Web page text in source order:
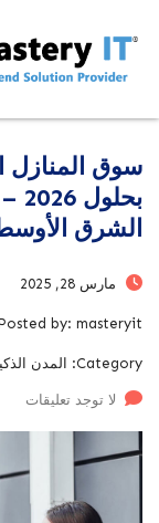
الشرق
مارس 28, 2025
by: masteryit
Category: المدن
لا توجد تعليقات